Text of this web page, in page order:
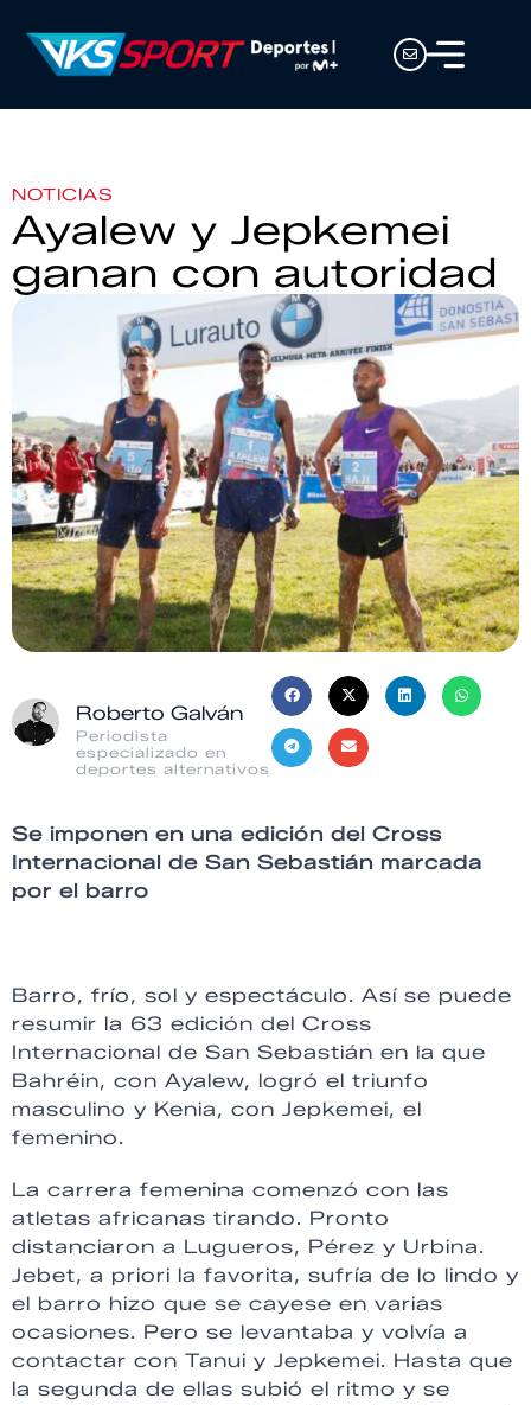
NOTICIAS
Ayalew y Jepkemei
ganan con autoridad
Roberto Galván
Periodista
especializado en
deportes alternativos
Se imponen en una edición del Cross
Internacional de San Sebastián marcada
por el barro
Barro, frío, sol y espectáculo. Así se puede
resumir la 63 edición del Cross
Internacional de San Sebastián en la que
Bahréin, con Ayalew, logró el triunfo
masculino y Kenia, con Jepkemei, el
femenino.
La carrera femenina comenzó con las
atletas africanas tirando. Pronto
distanciaron a Lugueros, Pérez y Urbina.
Jebet, a priori la favorita, sufría de lo lindo y
el barro hizo que se cayese en varias
ocasiones. Pero se levantaba y volvía a
contactar con Tanui y Jepkemei. Hasta que
la segunda de ellas subió el ritmo y se